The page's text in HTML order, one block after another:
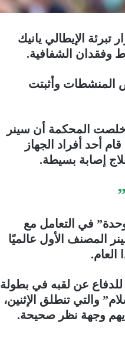
تبرئة الإيطالي يانيك
وفقدان الشفافية.
المنشطات وأثبتت
خلصت المحكمة أن سينر
أحد أفراد الجهاز
إصابة بسيطة.
في التعامل مع
المصنف الأول عالميًا
للدفاع عن لقبه في بطولة
والتي تنطلق الإثنين،
وجهة نظر صحيحة.